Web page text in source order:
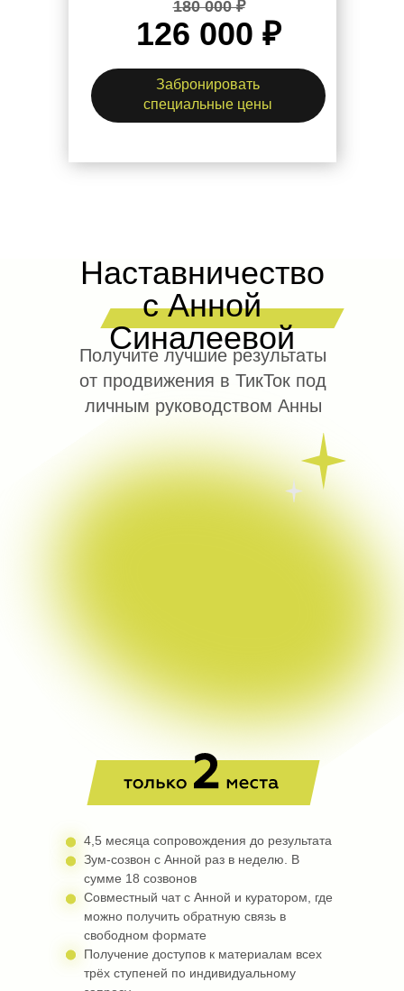
Забронировать
специальные цены
126 000 ₽
180 000 ₽
4,5 месяца сопровождения до результата
Зум-созвон с Анной раз в неделю. В
сумме 18 созвонов
Совместный чат с Анной и куратором, где
можно получить обратную связь в
свободном формате
Получение доступов к материалам всех
трёх ступеней по индивидуальному
Наставничество
с Анной
Синалеевой
Получите лучшие результаты
от продвижения в ТикТок под
личным руководством Анны